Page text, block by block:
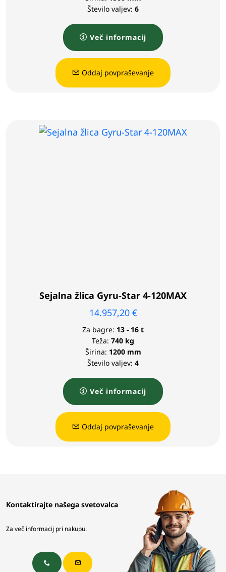
Število valjev: 6
Več informacij
Oddaj povpraševanje
Sejalna žlica Gyru-Star 4-120MAX
14.957,20 €
Za bagre: 13 - 16 t
Teža: 740 kg
Širina: 1200 mm
Število valjev: 4
Več informacij
Oddaj povpraševanje
Kontaktirajte našega svetovalca
Za več informacij pri nakupu.